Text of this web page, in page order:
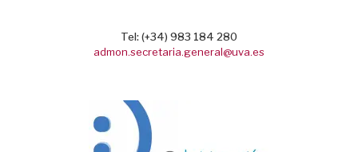
Tel: (+34) 983 184 280
admon.secretaria.general@uva.es